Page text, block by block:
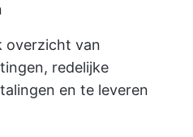
overzicht van
redelijke
en te leveren